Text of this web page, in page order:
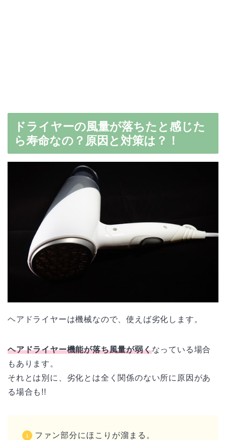
ドライヤーの風量が落ちたと感じた
ら寿命なの？原因と対策は？！
ヘアドライヤーは機械なので、使えば劣化します。
ヘアドライヤー機能が落ち風量が弱くなっている場合
もあります。
それとは別に、劣化とは全く関係のない所に原因があ
る場合も!!
ファン部分にほこりが溜まる。